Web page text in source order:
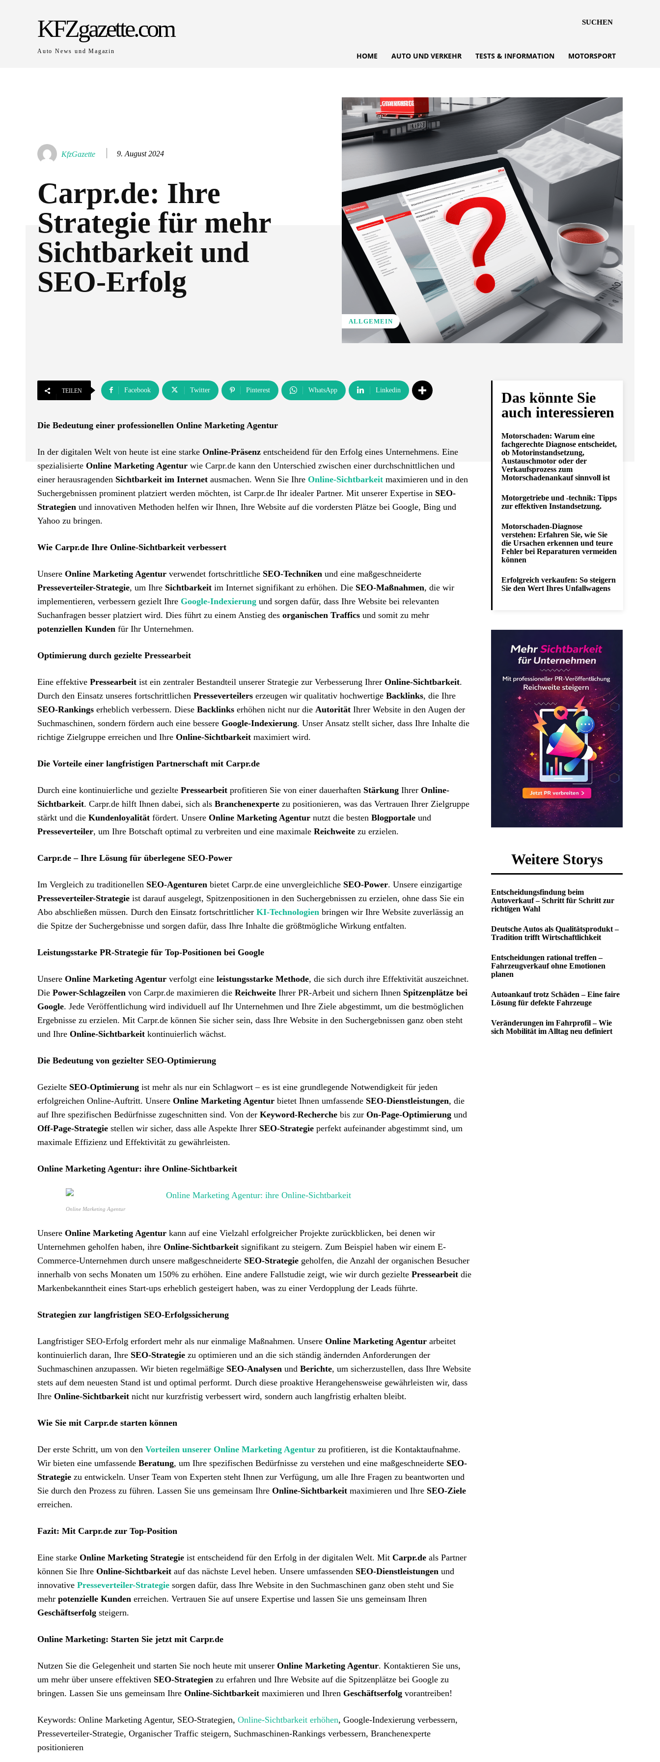
KFZgazette.com
Auto News und Magazin
SUCHEN
HOME AUTO UND VERKEHR TESTS & INFORMATION MOTORSPORT
KfzGazette 9. August 2024
Carpr.de: Ihre
Strategie für mehr
Sichtbarkeit und
SEO-Erfolg
ALLGEMEIN
TEILEN Facebook Twitter Pinterest WhatsApp Linkedin
Die Bedeutung einer professionellen Online Marketing Agentur
In der digitalen Welt von heute ist eine starke Online-Präsenz entscheidend für den Erfolg eines Unternehmens. Eine
spezialisierte Online Marketing Agentur wie Carpr.de kann den Unterschied zwischen einer durchschnittlichen und
einer herausragenden Sichtbarkeit im Internet ausmachen. Wenn Sie Ihre Online-Sichtbarkeit maximieren und in den
Suchergebnissen prominent platziert werden möchten, ist Carpr.de Ihr idealer Partner. Mit unserer Expertise in SEO-
Strategien und innovativen Methoden helfen wir Ihnen, Ihre Website auf die vordersten Plätze bei Google, Bing und
Yahoo zu bringen.
Wie Carpr.de Ihre Online-Sichtbarkeit verbessert
Unsere Online Marketing Agentur verwendet fortschrittliche SEO-Techniken und eine maßgeschneiderte
Presseverteiler-Strategie, um Ihre Sichtbarkeit im Internet signifikant zu erhöhen. Die SEO-Maßnahmen, die wir
implementieren, verbessern gezielt Ihre Google-Indexierung und sorgen dafür, dass Ihre Website bei relevanten
Suchanfragen besser platziert wird. Dies führt zu einem Anstieg des organischen Traffics und somit zu mehr
potenziellen Kunden für Ihr Unternehmen.
Optimierung durch gezielte Pressearbeit
Eine effektive Pressearbeit ist ein zentraler Bestandteil unserer Strategie zur Verbesserung Ihrer Online-Sichtbarkeit.
Durch den Einsatz unseres fortschrittlichen Presseverteilers erzeugen wir qualitativ hochwertige Backlinks, die Ihre
SEO-Rankings erheblich verbessern. Diese Backlinks erhöhen nicht nur die Autorität Ihrer Website in den Augen der
Suchmaschinen, sondern fördern auch eine bessere Google-Indexierung. Unser Ansatz stellt sicher, dass Ihre Inhalte die
richtige Zielgruppe erreichen und Ihre Online-Sichtbarkeit maximiert wird.
Die Vorteile einer langfristigen Partnerschaft mit Carpr.de
Durch eine kontinuierliche und gezielte Pressearbeit profitieren Sie von einer dauerhaften Stärkung Ihrer Online-
Sichtbarkeit. Carpr.de hilft Ihnen dabei, sich als Branchenexperte zu positionieren, was das Vertrauen Ihrer Zielgruppe
stärkt und die Kundenloyalität fördert. Unsere Online Marketing Agentur nutzt die besten Blogportale und
Presseverteiler, um Ihre Botschaft optimal zu verbreiten und eine maximale Reichweite zu erzielen.
Carpr.de – Ihre Lösung für überlegene SEO-Power
Im Vergleich zu traditionellen SEO-Agenturen bietet Carpr.de eine unvergleichliche SEO-Power. Unsere einzigartige
Presseverteiler-Strategie ist darauf ausgelegt, Spitzenpositionen in den Suchergebnissen zu erzielen, ohne dass Sie ein
Abo abschließen müssen. Durch den Einsatz fortschrittlicher KI-Technologien bringen wir Ihre Website zuverlässig an
die Spitze der Suchergebnisse und sorgen dafür, dass Ihre Inhalte die größtmögliche Wirkung entfalten.
Leistungsstarke PR-Strategie für Top-Positionen bei Google
Unsere Online Marketing Agentur verfolgt eine leistungsstarke Methode, die sich durch ihre Effektivität auszeichnet.
Die Power-Schlagzeilen von Carpr.de maximieren die Reichweite Ihrer PR-Arbeit und sichern Ihnen Spitzenplätze bei
Google. Jede Veröffentlichung wird individuell auf Ihr Unternehmen und Ihre Ziele abgestimmt, um die bestmöglichen
Ergebnisse zu erzielen. Mit Carpr.de können Sie sicher sein, dass Ihre Website in den Suchergebnissen ganz oben steht
und Ihre Online-Sichtbarkeit kontinuierlich wächst.
Die Bedeutung von gezielter SEO-Optimierung
Gezielte SEO-Optimierung ist mehr als nur ein Schlagwort – es ist eine grundlegende Notwendigkeit für jeden
erfolgreichen Online-Auftritt. Unsere Online Marketing Agentur bietet Ihnen umfassende SEO-Dienstleistungen, die
auf Ihre spezifischen Bedürfnisse zugeschnitten sind. Von der Keyword-Recherche bis zur On-Page-Optimierung und
Off-Page-Strategie stellen wir sicher, dass alle Aspekte Ihrer SEO-Strategie perfekt aufeinander abgestimmt sind, um
maximale Effizienz und Effektivität zu gewährleisten.
Online Marketing Agentur: ihre Online-Sichtbarkeit
Online Marketing Agentur
Unsere Online Marketing Agentur kann auf eine Vielzahl erfolgreicher Projekte zurückblicken, bei denen wir
Unternehmen geholfen haben, ihre Online-Sichtbarkeit signifikant zu steigern. Zum Beispiel haben wir einem E-
Commerce-Unternehmen durch unsere maßgeschneiderte SEO-Strategie geholfen, die Anzahl der organischen Besucher
innerhalb von sechs Monaten um 150% zu erhöhen. Eine andere Fallstudie zeigt, wie wir durch gezielte Pressearbeit die
Markenbekanntheit eines Start-ups erheblich gesteigert haben, was zu einer Verdopplung der Leads führte.
Strategien zur langfristigen SEO-Erfolgssicherung
Langfristiger SEO-Erfolg erfordert mehr als nur einmalige Maßnahmen. Unsere Online Marketing Agentur arbeitet
kontinuierlich daran, Ihre SEO-Strategie zu optimieren und an die sich ständig ändernden Anforderungen der
Suchmaschinen anzupassen. Wir bieten regelmäßige SEO-Analysen und Berichte, um sicherzustellen, dass Ihre Website
stets auf dem neuesten Stand ist und optimal performt. Durch diese proaktive Herangehensweise gewährleisten wir, dass
Ihre Online-Sichtbarkeit nicht nur kurzfristig verbessert wird, sondern auch langfristig erhalten bleibt.
Wie Sie mit Carpr.de starten können
Der erste Schritt, um von den Vorteilen unserer Online Marketing Agentur zu profitieren, ist die Kontaktaufnahme.
Wir bieten eine umfassende Beratung, um Ihre spezifischen Bedürfnisse zu verstehen und eine maßgeschneiderte SEO-
Strategie zu entwickeln. Unser Team von Experten steht Ihnen zur Verfügung, um alle Ihre Fragen zu beantworten und
Sie durch den Prozess zu führen. Lassen Sie uns gemeinsam Ihre Online-Sichtbarkeit maximieren und Ihre SEO-Ziele
erreichen.
Fazit: Mit Carpr.de zur Top-Position
Eine starke Online Marketing Strategie ist entscheidend für den Erfolg in der digitalen Welt. Mit Carpr.de als Partner
können Sie Ihre Online-Sichtbarkeit auf das nächste Level heben. Unsere umfassenden SEO-Dienstleistungen und
innovative Presseverteiler-Strategie sorgen dafür, dass Ihre Website in den Suchmaschinen ganz oben steht und Sie
mehr potenzielle Kunden erreichen. Vertrauen Sie auf unsere Expertise und lassen Sie uns gemeinsam Ihren
Geschäftserfolg steigern.
Online Marketing: Starten Sie jetzt mit Carpr.de
Nutzen Sie die Gelegenheit und starten Sie noch heute mit unserer Online Marketing Agentur. Kontaktieren Sie uns,
um mehr über unsere effektiven SEO-Strategien zu erfahren und Ihre Website auf die Spitzenplätze bei Google zu
bringen. Lassen Sie uns gemeinsam Ihre Online-Sichtbarkeit maximieren und Ihren Geschäftserfolg vorantreiben!
Keywords: Online Marketing Agentur, SEO-Strategien, Online-Sichtbarkeit erhöhen, Google-Indexierung verbessern,
Presseverteiler-Strategie, Organischer Traffic steigern, Suchmaschinen-Rankings verbessern, Branchenexperte
positionieren
Das könnte Sie
auch interessieren
Motorschaden: Warum eine
fachgerechte Diagnose entscheidet,
ob Motorinstandsetzung,
Austauschmotor oder der
Verkaufsprozess zum
Motorschadenankauf sinnvoll ist
Motorgetriebe und -technik: Tipps
zur effektiven Instandsetzung.
Motorschaden-Diagnose
verstehen: Erfahren Sie, wie Sie
die Ursachen erkennen und teure
Fehler bei Reparaturen vermeiden
können
Erfolgreich verkaufen: So steigern
Sie den Wert Ihres Unfallwagens
Weitere Storys
Entscheidungsfindung beim
Autoverkauf – Schritt für Schritt zur
richtigen Wahl
Deutsche Autos als Qualitätsprodukt –
Tradition trifft Wirtschaftlichkeit
Entscheidungen rational treffen –
Fahrzeugverkauf ohne Emotionen
planen
Autoankauf trotz Schäden – Eine faire
Lösung für defekte Fahrzeuge
Veränderungen im Fahrprofil – Wie
sich Mobilität im Alltag neu definiert